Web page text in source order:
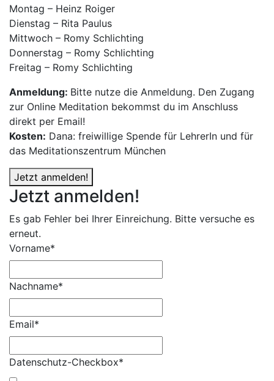
Montag – Heinz Roiger
Dienstag – Rita Paulus
Mittwoch – Romy Schlichting
Donnerstag – Romy Schlichting
Freitag – Romy Schlichting
Anmeldung: Bitte nutze die Anmeldung. Den Zugang
zur Online Meditation bekommst du im Anschluss
direkt per Email!
Kosten: Dana: freiwillige Spende für LehrerIn und für
das Meditationszentrum München
Jetzt anmelden!
Jetzt anmelden!
Es gab Fehler bei Ihrer Einreichung. Bitte versuche es
erneut.
Vorname*
Nachname*
Email*
Datenschutz-Checkbox*